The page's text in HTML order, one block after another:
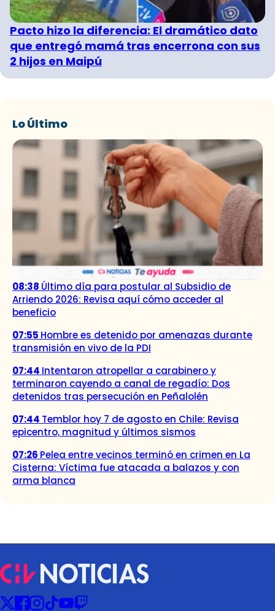
Pacto hizo la diferencia: El dramático dato
que entregó mamá tras encerrona con sus
2 hijos en Maipú
Lo Último
08:38 Último día para postular al Subsidio de
Arriendo 2026: Revisa aquí cómo acceder al
beneficio
07:55 Hombre es detenido por amenazas durante
transmisión en vivo de la PDI
07:44 Intentaron atropellar a carabinero y
terminaron cayendo a canal de regadío: Dos
detenidos tras persecución en Peñalolén
07:44 Temblor hoy 7 de agosto en Chile: Revisa
epicentro, magnitud y últimos sismos
07:26 Pelea entre vecinos terminó en crimen en La
Cisterna: Víctima fue atacada a balazos y con
arma blanca